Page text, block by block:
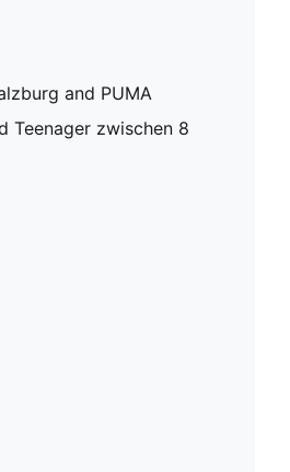
and PUMA
Teenager zwischen 8